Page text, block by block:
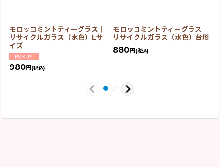
モロッコミントティーグラス｜
リサイクルガラス（水色）Lサ
イズ
980円 (税込)
モロッコミントティーグラス｜
リサイクルガラス（水色）台形
880円 (税込)